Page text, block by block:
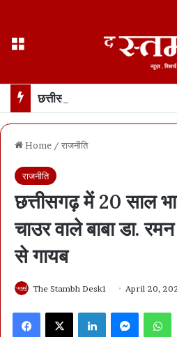
Home / राजनीति
राजनीति
छत्तीसगढ़ में 20 साल
चाउर वाले बाबा डा.
से गायब
The Stambh Desk1 April 20,
Facebook X LinkedIn